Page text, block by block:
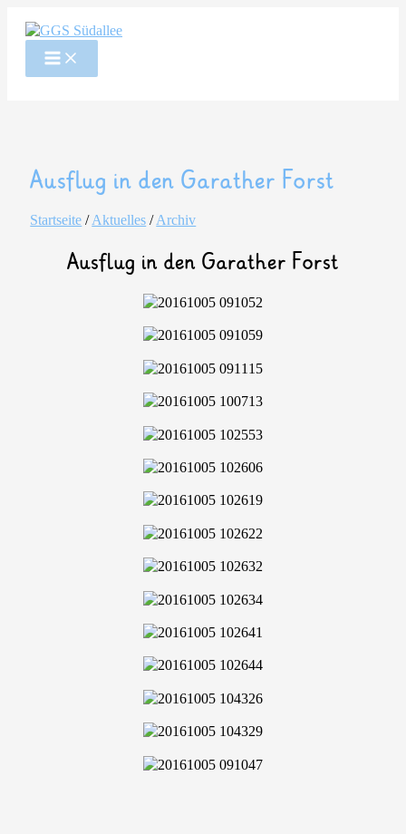
Inhalt
springen
Ausflug in den Garather Forst
Startseite /Aktuelles /Archiv
Ausflug in den Garather Forst